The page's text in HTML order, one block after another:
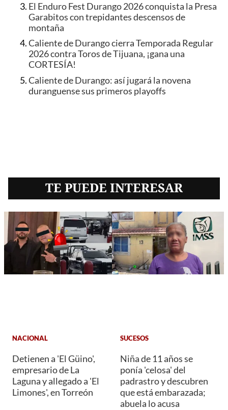
El Enduro Fest Durango 2026 conquista la Presa
Garabitos con trepidantes descensos de
montaña
Caliente de Durango cierra Temporada Regular
2026 contra Toros de Tijuana, ¡gana una
CORTESÍA!
Caliente de Durango: así jugará la novena
duranguense sus primeros playoffs
TE PUEDE INTERESAR
NACIONAL
Detienen a 'El Güino',
empresario de La
Laguna y allegado a 'El
Limones', en Torreón
SUCESOS
Niña de 11 años se
ponía 'celosa' del
padrastro y descubren
que está embarazada;
abuela lo acusa